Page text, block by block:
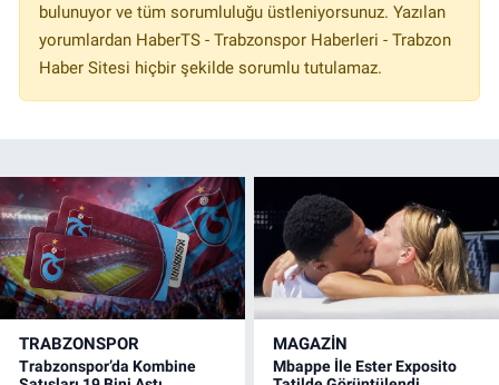
bulunuyor ve tüm sorumluluğu üstleniyorsunuz. Yazılan
yorumlardan HaberTS - Trabzonspor Haberleri - Trabzon
Haber Sitesi hiçbir şekilde sorumlu tutulamaz.
TRABZONSPOR
Trabzonspor’da Kombine
MAGAZİN
Mbappe İle Ester Exposito